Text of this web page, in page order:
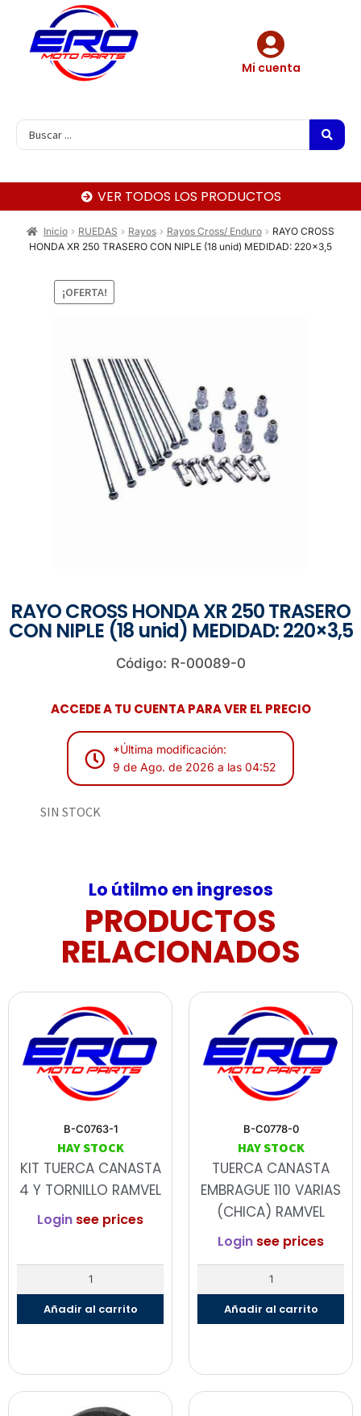
Mi cuenta
VER TODOS LOS PRODUCTOS
Inicio RUEDAS Rayos Rayos Cross/ Enduro
RAYO CROSS
HONDA XR 250 TRASERO CON NIPLE (18 unid) MEDIDAD: 220×3,5
¡OFERTA!
RAYO CROSS HONDA XR 250 TRASERO
CON NIPLE (18 unid) MEDIDAD: 220×3,5
Código: R-00089-0
ACCEDE A TU CUENTA PARA VER EL PRECIO
*Última modificación:
9 de Ago. de 2026 a las 04:52
SIN STOCK
Lo útilmo en ingresos
PRODUCTOS
RELACIONADOS
B-C0763-1
HAY STOCK
KIT TUERCA CANASTA
4 Y TORNILLO RAMVEL
Login see prices
Añadir al carrito
B-C0778-0
HAY STOCK
TUERCA CANASTA
EMBRAGUE 110 VARIAS
(CHICA) RAMVEL
Login see prices
Añadir al carrito